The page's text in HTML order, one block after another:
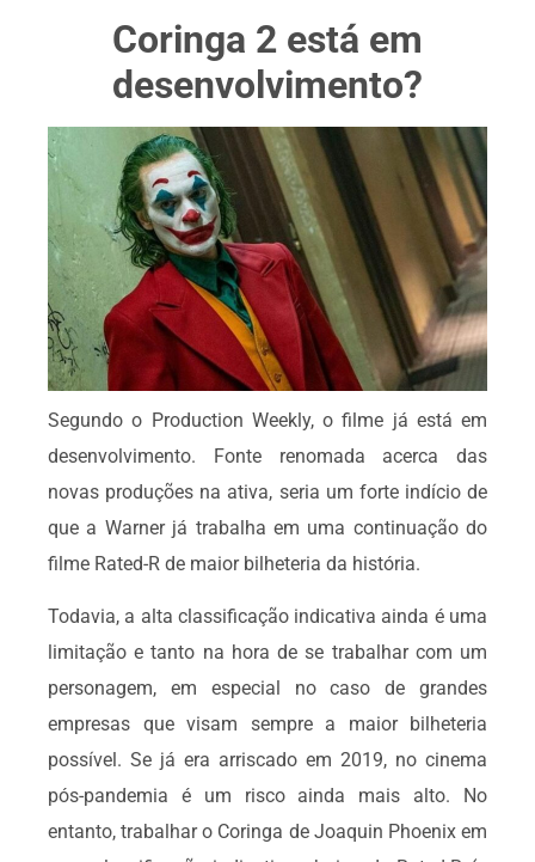
Coringa 2 está em
desenvolvimento?
Segundo o Production Weekly, o filme já está em
desenvolvimento. Fonte renomada acerca das
novas produções na ativa, seria um forte indício de
que a Warner já trabalha em uma continuação do
filme Rated-R de maior bilheteria da história.
Todavia, a alta classificação indicativa ainda é uma
limitação e tanto na hora de se trabalhar com um
personagem, em especial no caso de grandes
empresas que visam sempre a maior bilheteria
possível. Se já era arriscado em 2019, no cinema
pós-pandemia é um risco ainda mais alto. No
entanto, trabalhar o Coringa de Joaquin Phoenix em